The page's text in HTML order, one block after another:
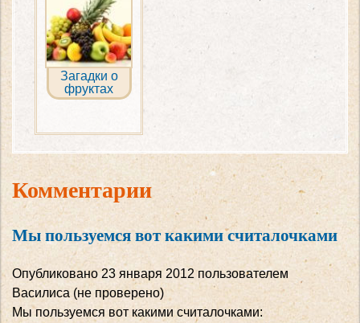
Загадки о
фруктах
Комментарии
Мы пользуемся вот какими считалочками
Опубликовано23 января 2012 пользователем
Василиса (не проверено)
Мы пользуемся вот какими считалочками: